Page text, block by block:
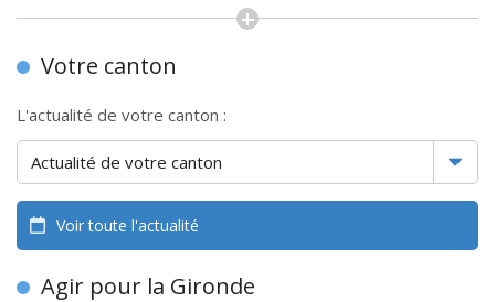
Votre canton
L'actualité de votre canton :
Voir toute l'actualité
Agir pour la Gironde